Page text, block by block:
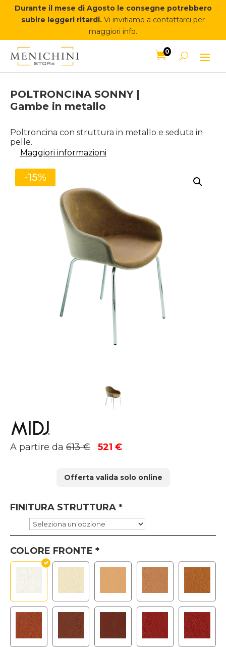
Durante il mese di Agosto le consegne potrebbero
subire leggeri ritardi. Vi invitiamo a contattarci per
maggiori info.
0
POLTRONCINA SONNY |
Gambe in metallo
Poltroncina con struttura in metallo e seduta in
pelle.
Maggiori informazioni
-15%
A partire da 613€
Il
era:
521 €Il
è:
Offerta valida solo online
FINITURA STRUTTURA *
COLORE FRONTE *